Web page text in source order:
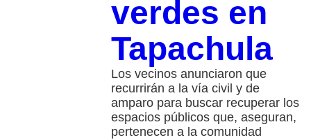
verdes en
Tapachula
Los vecinos anunciaron que
recurrirán a la vía civil y de
amparo para buscar recuperar los
espacios públicos que, aseguran,
pertenecen a la comunidad